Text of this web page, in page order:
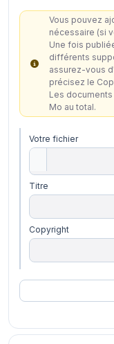
Vous pouvez
nécessaire (si
Une fois
différents
assurez-vous
précisez le
Les
Mo au total.
Votre fichier
Titre
Copyright